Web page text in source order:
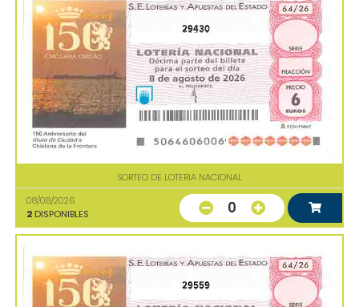
29430
SORTEO DE LOTERIA NACIONAL
08/08/2026
2 DISPONIBLES 0
29559